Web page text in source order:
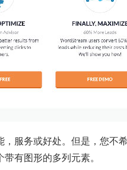
服务或好处。但是，您不
有图形的多列元素。